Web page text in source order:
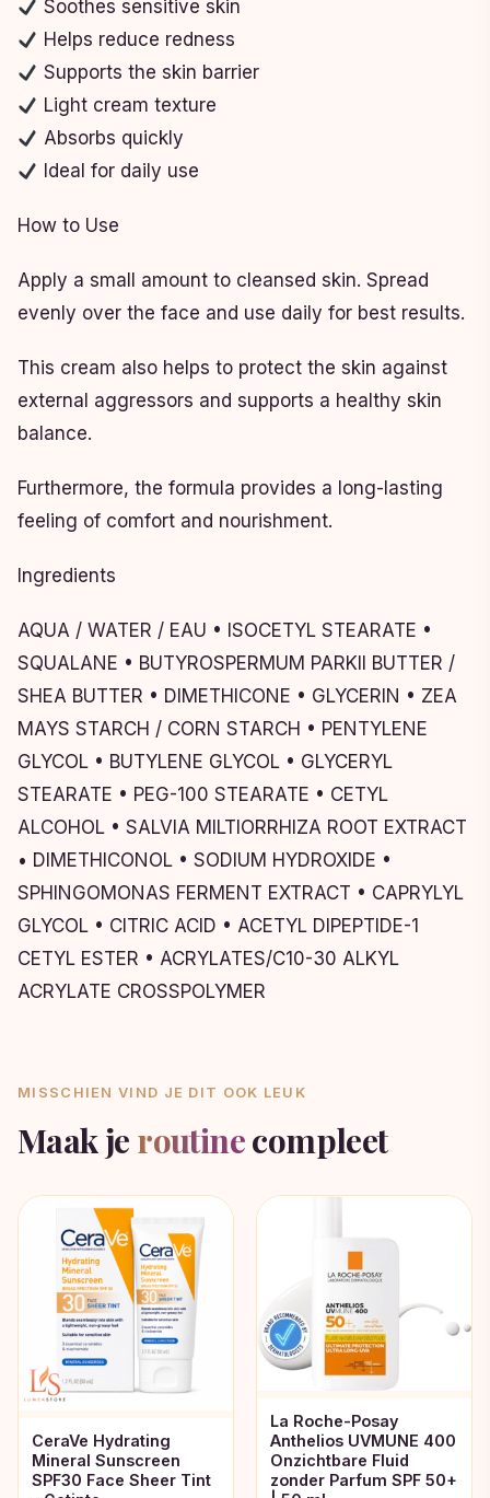
Soothes sensitive skin
Helps reduce redness
Supports the skin barrier
Light cream texture
Absorbs quickly
Ideal for daily use
How to Use
Apply a small amount to cleansed skin. Spread
evenly over the face and use daily for best results.
This cream also helps to protect the skin against
external aggressors and supports a healthy skin
balance.
Furthermore, the formula provides a long-lasting
feeling of comfort and nourishment.
Ingredients
AQUA / WATER / EAU • ISOCETYL STEARATE •
SQUALANE • BUTYROSPERMUM PARKII BUTTER /
SHEA BUTTER • DIMETHICONE • GLYCERIN • ZEA
MAYS STARCH / CORN STARCH • PENTYLENE
GLYCOL • BUTYLENE GLYCOL • GLYCERYL
STEARATE • PEG-100 STEARATE • CETYL
ALCOHOL • SALVIA MILTIORRHIZA ROOT EXTRACT
• DIMETHICONOL • SODIUM HYDROXIDE •
SPHINGOMONAS FERMENT EXTRACT • CAPRYLYL
GLYCOL • CITRIC ACID • ACETYL DIPEPTIDE-1
CETYL ESTER • ACRYLATES/C10-30 ALKYL
ACRYLATE CROSSPOLYMER
MISSCHIEN VIND JE DIT OOK LEUK
Maak je routinecompleet
CeraVe Hydrating
Mineral Sunscreen
SPF30 Face Sheer Tint
La Roche-Posay
Anthelios UVMUNE 400
Onzichtbare Fluid
zonder Parfum SPF 50+